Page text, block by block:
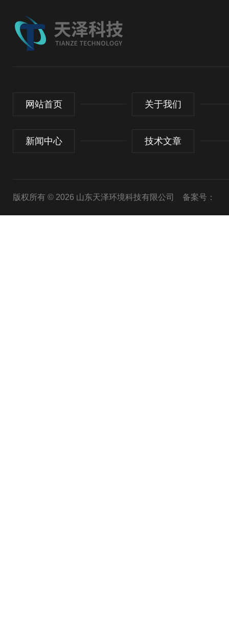
网站首页 关于我们
新闻中心 技术文章
版权所有 © 2026 山东天泽环境科技有限公司 备案号：